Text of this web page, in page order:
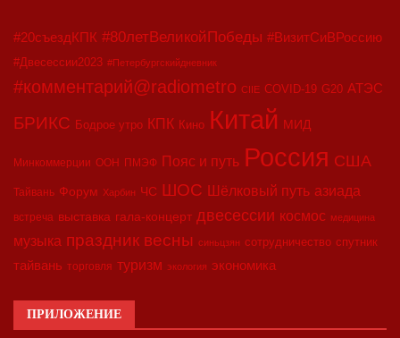
#20съездКПК #80летВеликойПобеды #ВизитСиВРоссию
#Двесессии2023 #Петербургскийдневник
#комментарий@radiometro CIIE COVID-19 G20 АТЭС
БРИКС Бодрое утро КПК Кино Китай МИД
Минкоммерции ООН ПМЭФ Пояс и путь Россия США
Тайвань Форум Харбин ЧС ШОС Шёлковый путь азиада
встреча выставка гала-концерт двесессии космос медицина
музыка праздник весны синьцзян сотрудничество спутник
тайвань торговля туризм экология экономика
ПРИЛОЖЕНИЕ